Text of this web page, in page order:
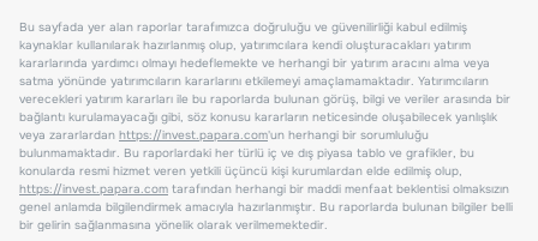
Bu sayfada yer alan raporlar tarafımızca doğruluğu ve güvenilirliği kabul edilmiş
kaynaklar kullanılarak hazırlanmış olup, yatırımcılara kendi oluşturacakları yatırım
kararlarında yardımcı olmayı hedeflemekte ve herhangi bir yatırım aracını alma veya
satma yönünde yatırımcıların kararlarını etkilemeyi amaçlamamaktadır. Yatırımcıların
verecekleri yatırım kararları ile bu raporlarda bulunan görüş, bilgi ve veriler arasında bir
bağlantı kurulamayacağı gibi, söz konusu kararların neticesinde oluşabilecek yanlışlık
veya zararlardan https://invest.papara.com'un herhangi bir sorumluluğu
bulunmamaktadır. Bu raporlardaki her türlü iç ve dış piyasa tablo ve grafikler, bu
konularda resmi hizmet veren yetkili üçüncü kişi kurumlardan elde edilmiş olup,
https://invest.papara.com tarafından herhangi bir maddi menfaat beklentisi olmaksızın
genel anlamda bilgilendirmek amacıyla hazırlanmıştır. Bu raporlarda bulunan bilgiler belli
bir gelirin sağlanmasına yönelik olarak verilmemektedir.